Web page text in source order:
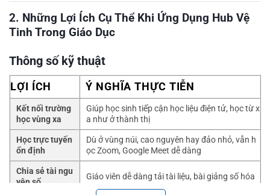
2. Những Lợi Ích Cụ Thể Khi Ứng Dụng Hub Vệ
Tinh Trong Giáo Dục
Thông số kỹ thuật
LỢI ÍCH Ý NGHĨA THỰC TIỄN
Kết nối trường
học vùng xa
Giúp học sinh tiếp cận học liệu điện tử, học từ x
a như ở thành thị
Học trực tuyến
ổn định
Dù ở vùng núi, cao nguyên hay đảo nhỏ, vẫn h
ọc Zoom, Google Meet dễ dàng
Chia sẻ tài ngu
yên số
Giáo viên dễ dàng tải tài liệu, bài giảng số hóa